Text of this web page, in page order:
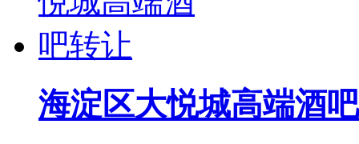
海淀区大悦城高端酒